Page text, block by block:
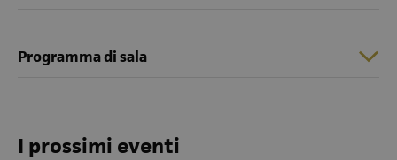
Programma di sala
I prossimi eventi